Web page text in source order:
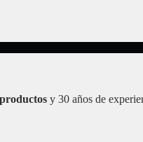
y 30 años de